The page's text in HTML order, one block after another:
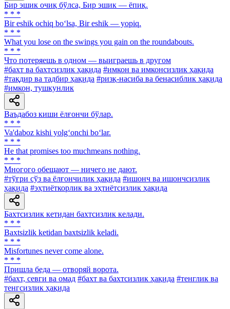
Бир эшик очиқ бўлса, Бир эшик — ёпиқ.
* * *
Bir eshik ochiq bo‘lsa, Bir eshik — yopiq.
* * *
What you lose on the swings you gain on the roundabouts.
* * *
Что потеряешь в одном — выиграешь в другом
#бахт ва бахтсизлик ҳақида #имкон ва имконсизлик ҳақида
#тақдир ва тадбир ҳақида #ризқ-насиба ва бенасиблик ҳақида
#имкон, тушкунлик
Ваъдабоз киши ёлғончи бўлар.
* * *
Va'daboz kishi yolg‘onchi bo‘lar.
* * *
He that promises too muchmeans nothing.
* * *
Многого обещают — ничего не дают.
#тўғри сўз ва ёлғончилик ҳақида #ишонч ва ишончсизлик
ҳақида #эҳтиёткорлик ва эҳтиётсизлик ҳақида
Бахтсизлик кетидан бахтсизлик келади.
* * *
Baxtsizlik ketidan baxtsizlik keladi.
* * *
Misfortunes never come alone.
* * *
Пришла беда — отворяй ворота.
#бахт, севги ва омад #бахт ва бахтсизлик ҳақида #тенглик ва
тенгсизлик ҳақида